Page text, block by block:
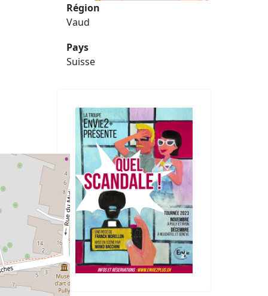
Région
Vaud
Pays
Suisse